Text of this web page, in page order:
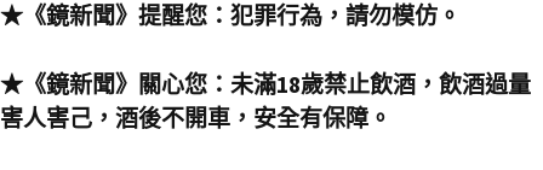
★《鏡新聞》提醒您：犯罪行為，請勿模仿。
★《鏡新聞》關心您：未滿18歲禁止飲酒，飲酒過量
害人害己，酒後不開車，安全有保障。